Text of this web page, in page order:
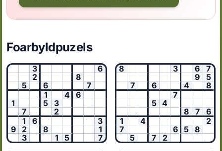
Foarbyldpuzels
3
6
2
8
5
6
7
1
4
6
1
5
3
7
2
1
6
3
9
2 8
1
3
1 5 7
8 3 6
7
9
5
7
6 4
8
7
5 4
8
7
6
1
4
2
7
6 5
8
5
7
2